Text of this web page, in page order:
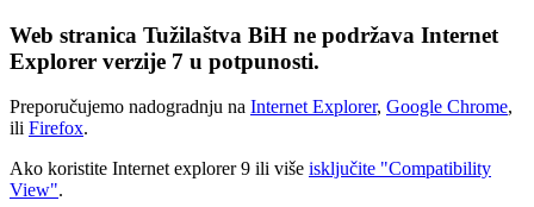
Web stranica Tužilaštva BiH ne podržava Internet
Explorer verzije 7 u potpunosti.
Preporučujemo nadogradnju na Internet Explorer, Google Chrome,
ili Firefox.
Ako koristite Internet explorer 9 ili više isključite "Compatibility
View".